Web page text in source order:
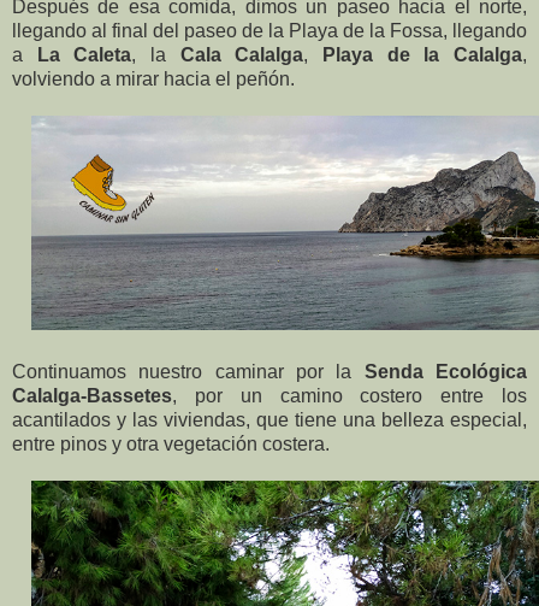
Después de esa comida, dimos un paseo hacia el norte,
llegando al final del paseo de la Playa de la Fossa, llegando
a
La Caleta, la Cala Calalga, Playa de la Calalga,
volviendo a mirar hacia el peñón.
Continuamos nuestro caminar por la Senda Ecológica
Calalga-Bassetes, por un camino costero entre los
acantilados y las viviendas, que tiene una belleza especial,
entre pinos y otra vegetación costera.